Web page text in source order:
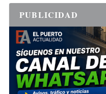
PUBLICIDAD